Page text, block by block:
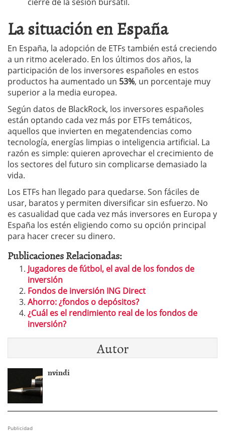
La situación en España
En España, la adopción de ETFs también está creciendo
a un ritmo acelerado. En los últimos dos años, la
participación de los inversores españoles en estos
productos ha aumentado un 53%, un porcentaje muy
superior a la media europea.
Según datos de BlackRock, los inversores españoles
están optando cada vez más por ETFs temáticos,
aquellos que invierten en megatendencias como
tecnología, energías limpias o inteligencia artificial. La
razón es simple: quieren aprovechar el crecimiento de
los sectores del futuro sin complicarse demasiado la
vida.
Los ETFs han llegado para quedarse. Son fáciles de
usar, baratos y permiten diversificar sin esfuerzo. No
es casualidad que cada vez más inversores en Europa y
España los estén eligiendo como su opción principal
para hacer crecer su dinero.
Publicaciones Relacionadas:
Jugadores de fútbol, el aval de los fondos de
inversión
Fondos de inversión ING Direct
Ahorro: ¿fondos o depósitos?
¿Cuál es el rendimiento real de los fondos de
inversión?
Autor
nvindi
Publicidad